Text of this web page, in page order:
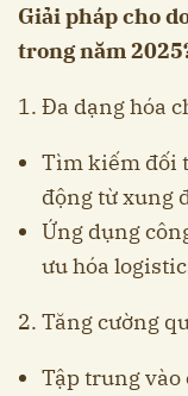
Giải pháp cho
trong năm
1. Đa dạng hóa
Tìm kiếm đối
động từ xung
Ứng dụng
ưu hóa
2. Tăng cường
Tập trung vào